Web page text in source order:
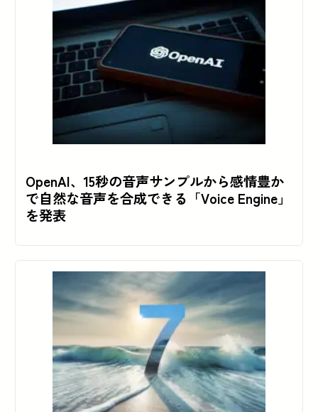
OpenAI、15秒の音声サンプルから感情豊か
で自然な音声を合成できる「Voice Engine」
を発表